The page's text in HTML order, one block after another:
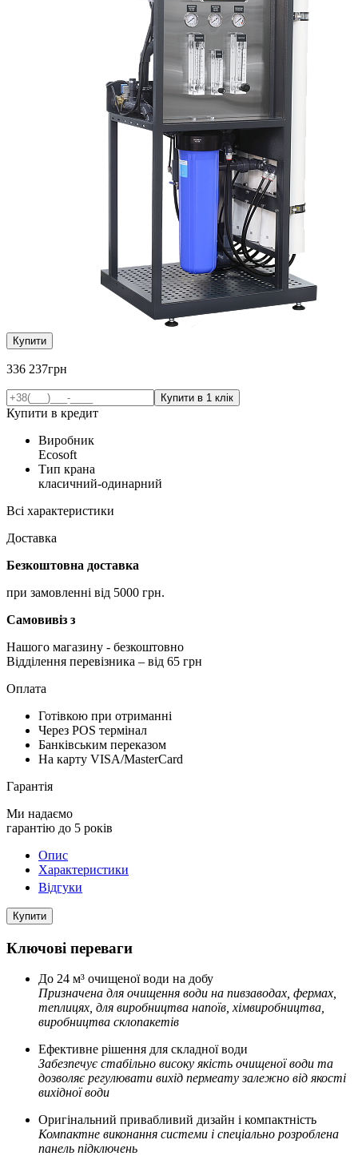
Купити
336 237грн
Купити в кредит
Виробник
Ecosoft
Тип крана
класичний-одинарний
Всі характеристики
Доставка
Безкоштовна доставка
при замовленні від 5000 грн.
Самовивіз з
Нашого магазину - безкоштовно
Відділення перевізника – від 65 грн
Оплата
Готівкою при отриманні
Через POS термінал
Банківським переказом
На карту VISA/MasterCard
Гарантія
Ми надаємо
гарантію до 5 років
Опис
Характеристики
Відгуки
Купити
Ключові переваги
До 24 м³ очищеної води на добу
Призначена для очищення води на пивзаводах, фермах,
теплицях, для виробництва напоїв, хімвиробництва,
виробництва склопакетів
Ефективне рішення для складної води
Забезпечує стабільно високу якість очищеної води та
дозволяє регулювати вихід пермеату залежно від якості
вихідної води
Оригінальний привабливий дизайн і компактність
Компактне виконання системи і спеціально розроблена
панель підключень